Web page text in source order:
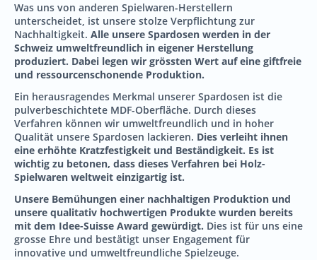
Was uns von anderen Spielwaren-Herstellern
unterscheidet, ist unsere stolze Verpflichtung zur
Nachhaltigkeit. Alle unsere Spardosen werden in der
Schweiz umweltfreundlich in eigener Herstellung
produziert. Dabei legen wir grössten Wert auf eine giftfreie
und ressourcenschonende Produktion.
Ein herausragendes Merkmal unserer Spardosen ist die
pulverbeschichtete MDF-Oberfläche. Durch dieses
Verfahren können wir umweltfreundlich und in hoher
Qualität unsere Spardosen lackieren. Dies verleiht ihnen
eine erhöhte Kratzfestigkeit und Beständigkeit. Es ist
wichtig zu betonen, dass dieses Verfahren bei Holz-
Spielwaren weltweit einzigartig ist.
Unsere Bemühungen einer nachhaltigen Produktion und
unsere qualitativ hochwertigen Produkte wurden bereits
mit dem Idee-Suisse Award gewürdigt. Dies ist für uns eine
grosse Ehre und bestätigt unser Engagement für
innovative und umweltfreundliche Spielzeuge.